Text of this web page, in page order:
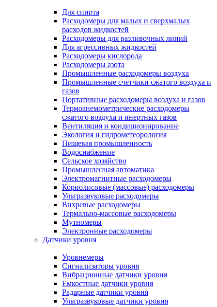
Для спирта
Расходомеры для малых и сверхмалых
расходов жидкостей
Расходомеры для разливочных линий
Для агрессивных жидкостей
Расходомеры кислорода
Расходомеры азота
Промышленные расходомеры воздуха
Промышленные счетчики сжатого воздуха и
газов
Портативные расходомеры воздуха и газов
Термоанемометрические расходомеры
сжатого воздуха и инертных газов
Вентиляция и кондиционирование
Экология и гидрометеорология
Пищевая промышленность
Водоснабжение
Сельское хозяйство
Промышленная автоматика
Электромагнитные расходомеры
Кориолисовые (массовые) расходомеры
Ультразвуковые расходомеры
Вихревые расходомеры
Термально-массовые расходомеры
Мутномеры
Электронные расходомеры
Датчики уровня
Уровнемеры
Сигнализаторы уровня
Вибрационные датчики уровня
Емкостные датчики уровня
Радарные датчики уровня
Ультразвуковые датчики уровня